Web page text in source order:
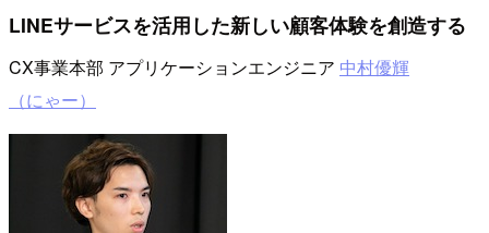
LINEサービスを活用した新しい顧客体験を創造する
CX事業本部 アプリケーションエンジニア 中村優輝
（にゃー）